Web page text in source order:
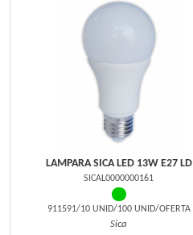
LAMPARA SICA LED 13W E27 LD
SICAL0000000161
911591/10 UNID/100 UNID/OFERTA
Sica